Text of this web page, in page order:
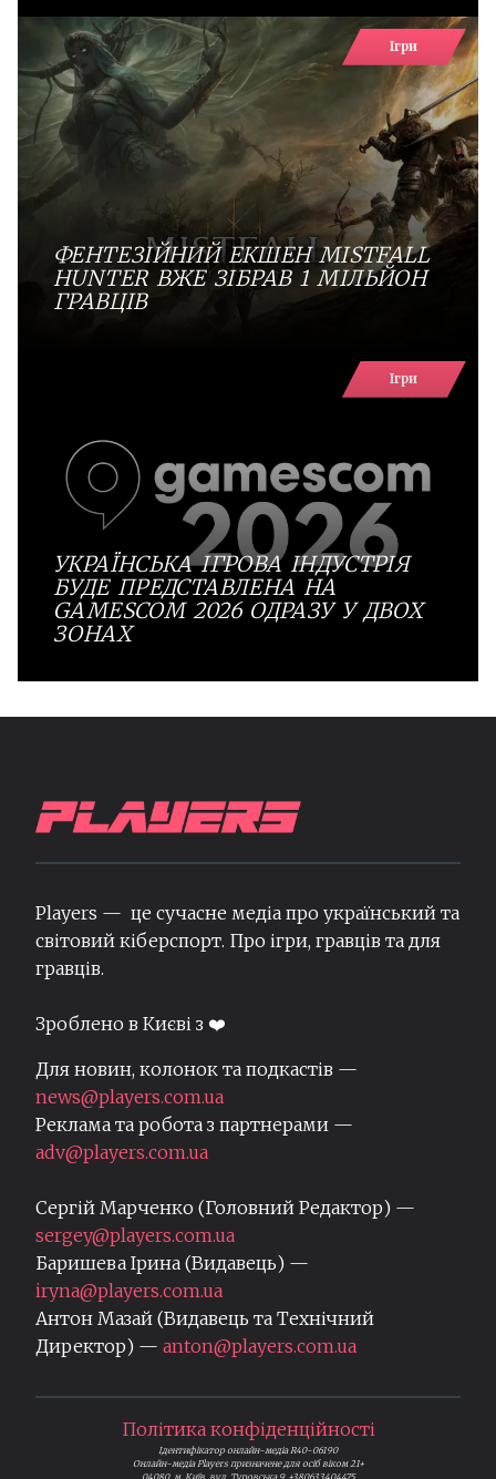
Ігри
ФЕНТЕЗІЙНИЙ ЕКШЕН MISTFALL
HUNTER ВЖЕ ЗІБРАВ 1 МІЛЬЙОН
ГРАВЦІВ
Ігри
УКРАЇНСЬКА ІГРОВА ІНДУСТРІЯ
БУДЕ ПРЕДСТАВЛЕНА НА
GAMESCOM 2026 ОДРАЗУ У ДВОХ
ЗОНАХ
Players — це сучасне медіа про український та
світовий кіберспорт. Про ігри, гравців та для
гравців.
Зроблено в Києві з ❤️
Для новин, колонок та подкастів —
news@players.com.ua
Реклама та робота з партнерами —
adv@players.com.ua
Сергій Марченко (Головний Редактор) —
sergey@players.com.ua
Баришева Ірина (Видавець) —
iryna@players.com.ua
Антон Мазай (Видавець та Технічний
Директор) — anton@players.com.ua
Політика конфіденційності
Ідентифікатор онлайн-медіа R40-06190
Онлайн-медіа Players призначене для осіб віком 21+